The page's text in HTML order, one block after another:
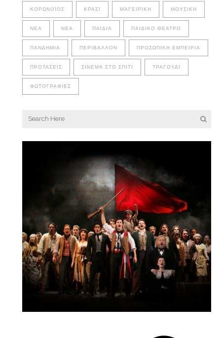
ΚΟΡΩΝΟΪΌΣ ΚΡΑΣΊ ΜΑΓΕΙΡΙΚΉ ΜΟΥΣΙΚΉ
ΝΈΑ ΝΕΑ ΠΑΙΔΙΆ ΠΑΙΔΙΚΌ ΘΈΑΤΡΟ
ΠΑΝΔΗΜΊΑ ΠΕΡΙΒΆΛΛΟΝ ΠΡΟΣΩΠΙΚΉ ΕΜΠΕΙΡΊΑ
ΠΡΟΤΆΣΕΙΣ ΣΙΝΕΜΆ ΣΤΟ ΣΠΊΤΙ ΤΡΑΓΟΎΔΙ
ΦΩΤΟΓΡΑΦΊΕΣ